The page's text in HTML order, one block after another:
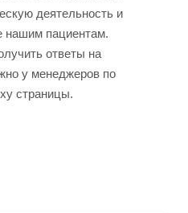
деятельность и
нашим пациентам.
ответы на
у менеджеров по
страницы.